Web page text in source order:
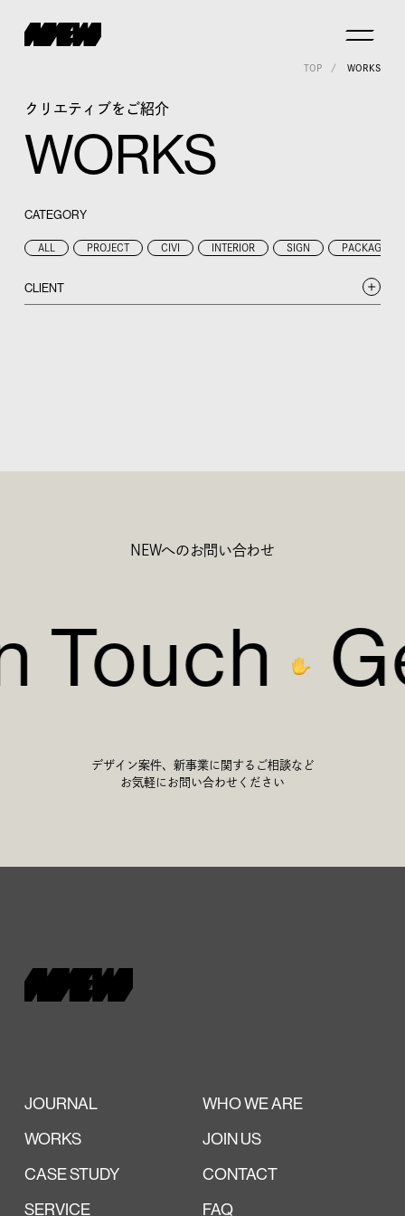
TOP WORKS
クリエティブをご紹介
WORKS
CATEGORY
ALL PROJECT CIVI INTERIOR SIGN PACKAGE
CLIENT
NEWへのお問い合わせ
Touch
デザイン案件、新事業に関するご相談など
お気軽にお問い合わせください
JOURNAL
WHO WE ARE
WORKS
JOIN US
CASE STUDY
CONTACT
SERVICE
FAQ